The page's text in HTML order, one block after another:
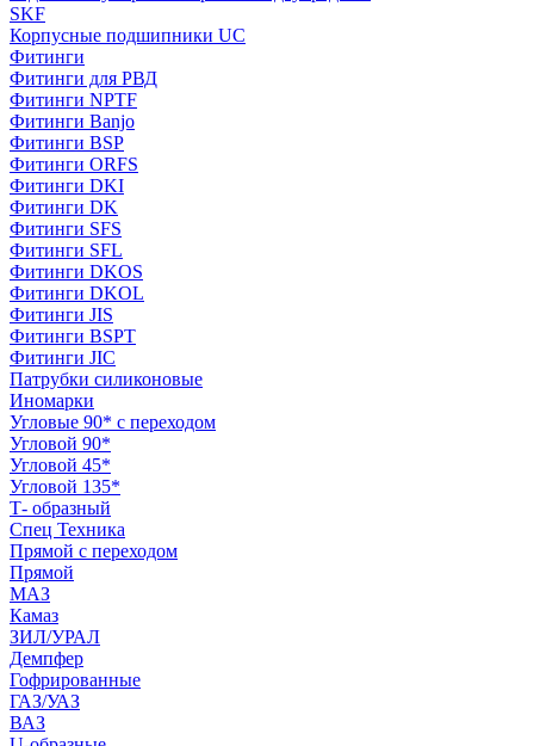
SKF
Корпусные подшипники UC
Фитинги
Фитинги для РВД
Фитинги NPTF
Фитинги Banjo
Фитинги BSP
Фитинги ORFS
Фитинги DKI
Фитинги DK
Фитинги SFS
Фитинги SFL
Фитинги DKOS
Фитинги DKOL
Фитинги JIS
Фитинги BSPT
Фитинги JIC
Патрубки силиконовые
Иномарки
Угловые 90* с переходом
Угловой 90*
Угловой 45*
Угловой 135*
Т- образный
Спец Техника
Прямой с переходом
Прямой
МАЗ
Камаз
ЗИЛ/УРАЛ
Демпфер
Гофрированные
ГАЗ/УАЗ
ВАЗ